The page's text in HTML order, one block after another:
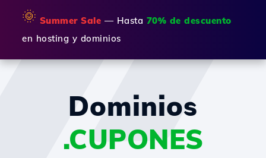
🌞 Summer Sale — Hasta 70% de descuento
en hosting y dominios
Dominios
.CUPONES